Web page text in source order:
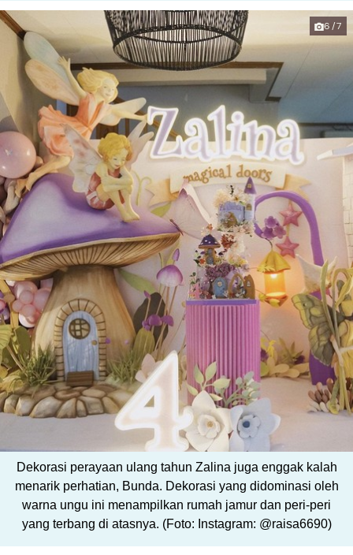
6/7
Dekorasi perayaan ulang tahun Zalina juga enggak kalah
menarik perhatian, Bunda. Dekorasi yang didominasi oleh
warna ungu ini menampilkan rumah jamur dan peri-peri
yang terbang di atasnya. (Foto: Instagram: @raisa6690)